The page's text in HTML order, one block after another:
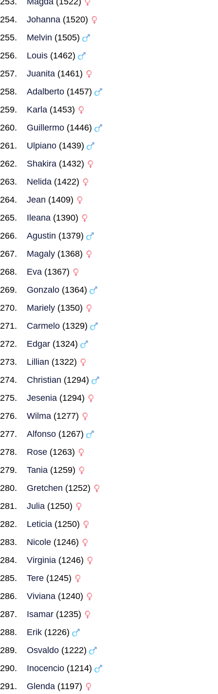
Johanna (1520)
Melvin (1505)
Louis (1462)
Juanita (1461)
Adalberto (1457)
Karla (1453)
Guillermo (1446)
Ulpiano (1439)
Shakira (1432)
Nelida (1422)
Jean (1409)
Ileana (1390)
Agustin (1379)
Magaly (1368)
Eva (1367)
Gonzalo (1364)
Mariely (1350)
Carmelo (1329)
Edgar (1324)
Lillian (1322)
Christian (1294)
Jesenia (1294)
Wilma (1277)
Alfonso (1267)
Rose (1263)
Tania (1259)
Gretchen (1252)
Julia (1250)
Leticia (1250)
Nicole (1246)
Virginia (1246)
Tere (1245)
Viviana (1240)
Isamar (1235)
Erik (1226)
Osvaldo (1222)
Inocencio (1214)
Glenda (1197)